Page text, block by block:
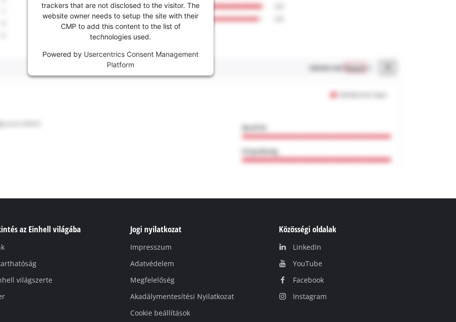
trackers that are not disclosed to the visitor. The
website owner needs to setup the site with their
CMP to add this content to the list of
technologies used.
Powered by Usercentrics Consent Management
Platform
az Einhell világába
világszerte
Jogi nyilatkozat
Impresszum
Adatvédelem
Megfelelőség
Akadálymentesítési Nyilatkozat
Cookie beállítások
Közösségi oldalak
LinkedIn
YouТube
Facebook
Instagram